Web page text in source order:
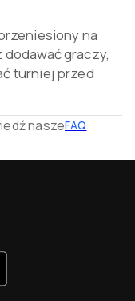
na
graczy,
turniej przed
naszeFAQ